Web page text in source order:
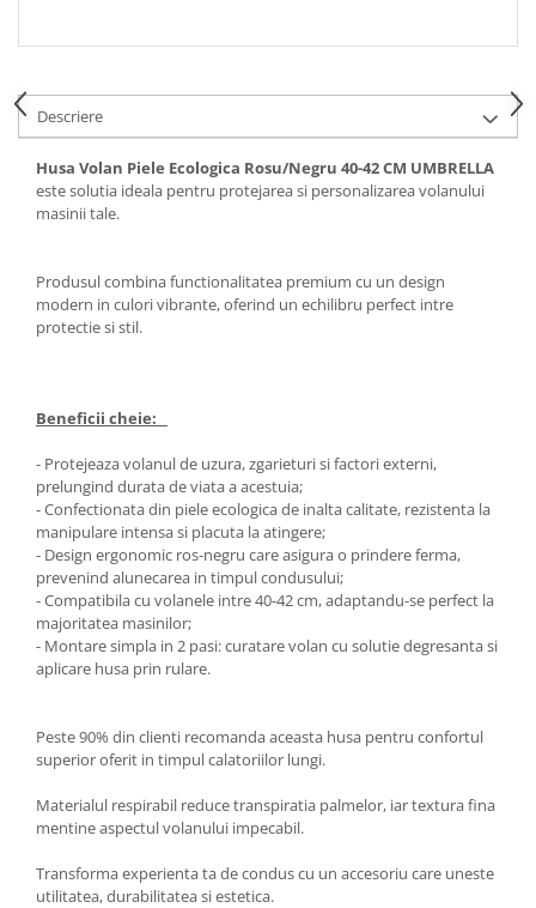
Lubrifianti si Spray-uri de Curatare
Curatare si Detailing Interior
Vopsitorie, Chituri si Adezivi
Curatare si Detailing Exterior
Cabluri Pornire
Produse de Vara
Descriere
Husa Volan Piele Ecologica Rosu/Negru 40-42 CM UMBRELLA
este solutia ideala pentru protejarea si personalizarea volanului
masinii tale.
Produsul combina functionalitatea premium cu un design
modern in culori vibrante, oferind un echilibru perfect intre
protectie si stil.
Beneficii cheie:
- Protejeaza volanul de uzura, zgarieturi si factori externi,
prelungind durata de viata a acestuia;
- Confectionata din piele ecologica de inalta calitate, rezistenta la
manipulare intensa si placuta la atingere;
- Design ergonomic ros-negru care asigura o prindere ferma,
prevenind alunecarea in timpul condusului;
- Compatibila cu volanele intre 40-42 cm, adaptandu-se perfect la
majoritatea masinilor;
- Montare simpla in 2 pasi: curatare volan cu solutie degresanta si
aplicare husa prin rulare.
Peste 90% din clienti recomanda aceasta husa pentru confortul
superior oferit in timpul calatoriilor lungi.
Materialul respirabil reduce transpiratia palmelor, iar textura fina
mentine aspectul volanului impecabil.
Transforma experienta ta de condus cu un accesoriu care uneste
utilitatea, durabilitatea si estetica.